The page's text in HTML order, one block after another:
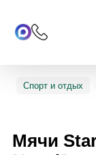
Спорт и отдых
Мячи